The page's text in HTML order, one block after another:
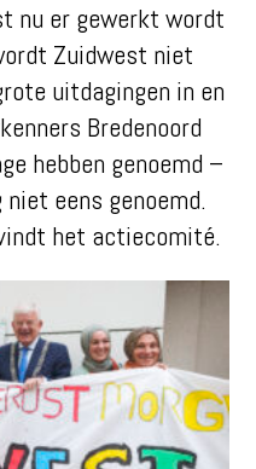
nu er gewerkt wordt
Zuidwest niet
uitdagingen in en
Bredenoord
hebben genoemd –
eens genoemd.
het actiecomité.